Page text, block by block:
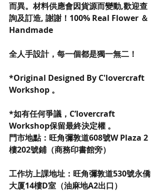
而異。材料供應會因貨源而變動,歡迎查
詢及訂造, 謝謝！100% Real Flower ＆
Handmade
全人手設計，每一個都是獨一無二！
*Original Designed By C'lovercraft
Workshop 。
*如有任何爭議，C’lovercraft
Workshop保留最終決定權 。
門市地點：旺角彌敦道608號W Plaza 2
樓202號鋪（商務印書館旁）
工作坊上課地址：旺角彌敦道530號永僑
大厦14樓D室（油麻地A2出口）